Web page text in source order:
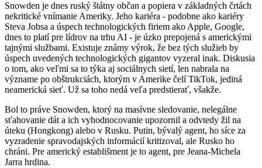
Snowden je dnes ruský štátny občan a popiera v základných črtách
nekritické vnímanie Ameriky. Jeho kariéra - podobne ako kariéry
Steva Jobsa a úspech technologických firiem ako Apple, Google,
dnes to platí pre lídrov na trhu AI - je úzko prepojená s americkými
tajnými službami. Existuje známy výrok, že bez tých služieb by
úspech uvedených technologických gigantov vyzeral inak. Diskusia
o tom, ako veľmi sa to týka aj sociálnych sietí, len nabrala na
význame po obštrukciách, ktorým v Amerike čelí TikTok, jediná
neamerická sieť. Už sa toho nedá veľa predstierať, všakže.
Bol to práve Snowden, ktorý na masívne sledovanie, nelegálne
sťahovanie dát a ich vyhodnocovanie upozornil a odvtedy žil na
úteku (Hongkong) alebo v Rusku. Putin, bývalý agent, ho síce za
vyzradenie spravodajských informácií kritizoval, ale Rusko ho
chráni. Pre americký establišment je to agent, pre Jeana-Michela
Jarra hrdina.